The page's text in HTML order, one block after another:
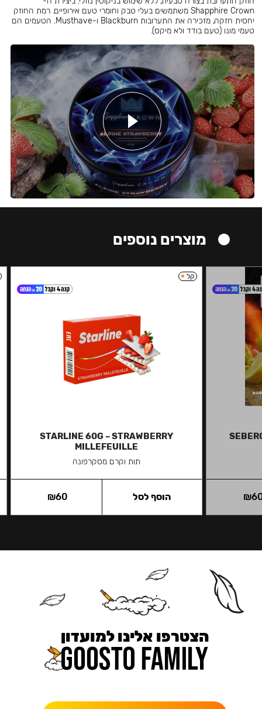
Shapphire Crown משתמשים בעלי טבק וחומרי טעם אירופיים. רמת החוזק
יחסית חזקה, מזכירה את התערובות Blackburn ו-Musthave. הטעמים הם
טעמי מונו (טעם בודד ולא מיקס).
מוצרים נוספים
₪
קל
STARLINE 60G – STRAWBERRY
MILLEFEUILLE
תות וקרם מסקרפונה
₪60 הוסף לסל
הצטרפו אלינו למועדון